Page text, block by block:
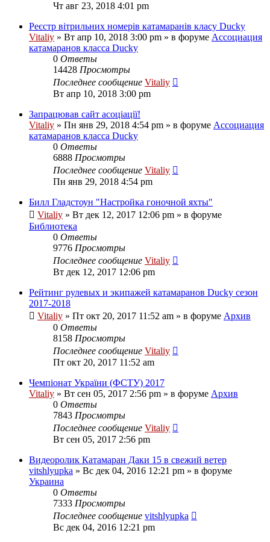
Чт авг 23, 2018 4:01 pm
Реєстр вітрильних номерів катамаранів класу Ducky
Vitaliy » Вт апр 10, 2018 3:00 pm » в форуме Ассоциация
катамаранов класса Ducky
0 Ответы
14428 Просмотры
Последнее сообщение Vitaliy
Вт апр 10, 2018 3:00 pm
Запрацював сайт асоціації!
Vitaliy » Пн янв 29, 2018 4:54 pm » в форуме Ассоциация
катамаранов класса Ducky
0 Ответы
6888 Просмотры
Последнее сообщение Vitaliy
Пн янв 29, 2018 4:54 pm
Билл Гладстоун "Настройка гоночной яхты"
Vitaliy » Вт дек 12, 2017 12:06 pm » в форуме
Библиотека
0 Ответы
9776 Просмотры
Последнее сообщение Vitaliy
Вт дек 12, 2017 12:06 pm
Рейтинг рулевых и экипажей катамаранов Ducky сезон
2017-2018
Vitaliy » Пт окт 20, 2017 11:52 am » в форуме Архив
0 Ответы
8158 Просмотры
Последнее сообщение Vitaliy
Пт окт 20, 2017 11:52 am
Чемпіонат України (ФСТУ) 2017
Vitaliy » Вт сен 05, 2017 2:56 pm » в форуме Архив
0 Ответы
7843 Просмотры
Последнее сообщение Vitaliy
Вт сен 05, 2017 2:56 pm
Видеоролик Катамаран Даки 15 в свежий ветер
vitshlyupka » Вс дек 04, 2016 12:21 pm » в форуме
Украина
0 Ответы
7333 Просмотры
Последнее сообщение vitshlyupka
Вс дек 04, 2016 12:21 pm